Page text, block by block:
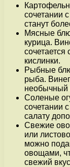
сочетании
станут
Мясные
курица.
кислинки.
Рыбные
рыба.
необычный
Соленые
сочетании
салату
Свежие
или
можно
овощами,
свежий